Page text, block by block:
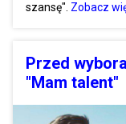
szansę". Zobacz
Przed
"Mam talent"